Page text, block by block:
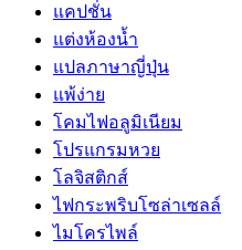
แคปชั่น
แต่งห้องน้ำ
แปลภาษาญี่ปุ่น
แพ้ง่าย
โคมไฟอลูมิเนียม
โปรแกรมหวย
โลจิสติกส์
ไฟกระพริบโซล่าเซลล์
ไมโครไพล์